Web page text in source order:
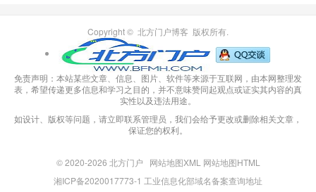
Copyright © 北方门户博客 版权所有.
免责声明：本站某些文章、信息、图片、软件等来源于互联网，由本网整理发
表，希望传递更多信息和学习之目的，并不意味赞同起观点或证实其内容的真
实性以及违法用途。
如设计、版权等问题，请立即联系管理员，我们会给予更改或删除相关文章，
保证您的权利。
© 2020-2026 北方门户 网站地图XML 网站地图HTML
湘ICP备2020017773-1 工业信息化部域名备案查询地址